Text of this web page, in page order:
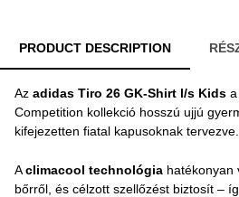
PRODUCT DESCRIPTION
Az adidas Tiro 26 GK-Shirt l/s Kids
Competition kollekció hosszú ujjú
kifejezetten fiatal kapusoknak tervezve.
Aclimacool technológia hatékonyan
bőrről, és célzott szellőzést biztosít –